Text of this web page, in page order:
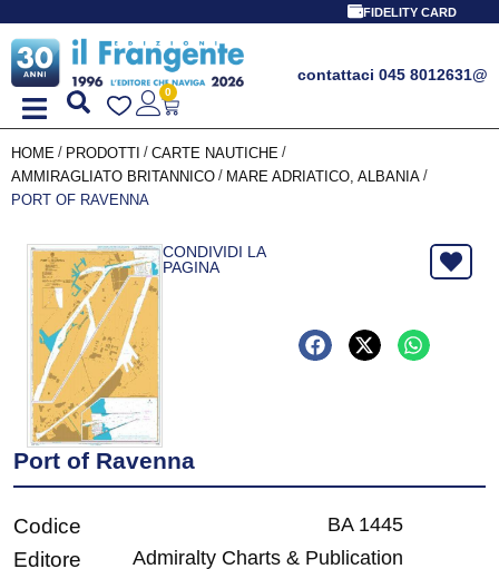
FIDELITY CARD
contattaci 045 8012631@
0
HOME / PRODOTTI / CARTE NAUTICHE /
AMMIRAGLIATO BRITANNICO / MARE ADRIATICO, ALBANIA /
PORT OF RAVENNA
CONDIVIDI LA
PAGINA
Port of Ravenna
Codice BA 1445
Editore Admiralty Charts & Publication